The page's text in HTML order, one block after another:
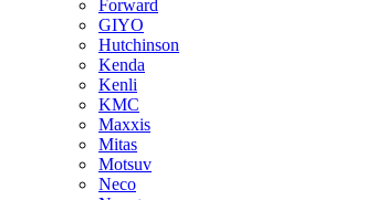
Forward
GIYO
Hutchinson
Kenda
Kenli
KMC
Maxxis
Mitas
Motsuv
Neco